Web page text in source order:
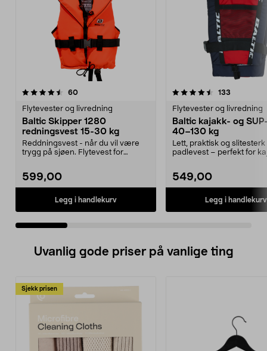
60anmeldelser
Flytevester og livredning
Baltic Skipper 1280
redningsvest 15-30 kg
Reddningsvest - når du vil være
trygg på sjøen. Flytevest for
599,00
Legg i handlekurv
4.5 av 5 stjerner 133
Flytevester og livredning
Baltic kajakk- og
40–130 kg
Lett, praktisk og slitesterk
padlevest – perfekt for
549,00
Legg i handlekurv
5.0 av 5 stjerner
Uvanlig gode priser på vanlige ting
Sjekk prisen